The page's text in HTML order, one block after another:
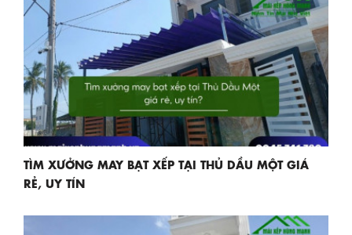
TÌM XƯỞNG MAY BẠT XẾP TẠI THỦ DẦU MỘT GIÁ
RẺ, UY TÍN